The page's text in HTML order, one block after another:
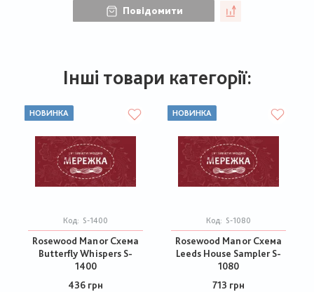
Повідомити
Інші товари категорії:
НОВИНКА
Код: S-1400
Rosewood Manor Схема
Butterfly Whispers S-
1400
436 грн
НОВИНКА
Код: S-1080
Rosewood Manor Схема
Leeds House Sampler S-
1080
713 грн